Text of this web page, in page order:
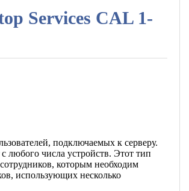
Services CAL 1-
подключаемых к серверу.
любого числа устройств. Этот тип
которым необходим
использующих несколько